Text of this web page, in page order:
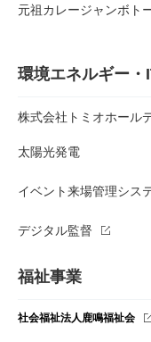
元祖カレージャンボト
環境エネルギー・
株式会社トミオホール
太陽光発電
イベント来場管理シス
デジタル監督
福祉事業
社会福祉法人鹿鳴福祉会